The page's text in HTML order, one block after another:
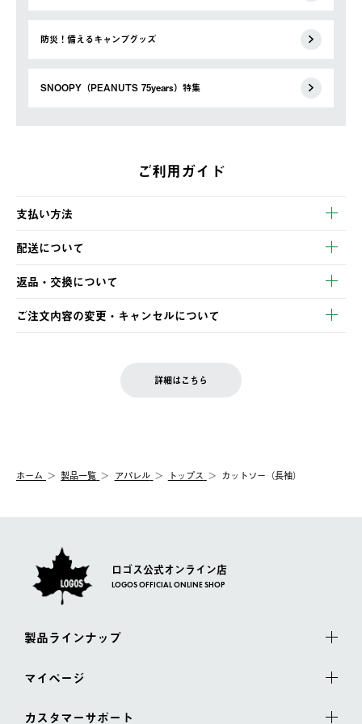
防災！備えるキャンプグッズ
SNOOPY（PEANUTS 75years）特集
ご利用ガイド
支払い方法
以下のいずれかの方法でお支払いいただけます。
・クレジットカード決済
・コンビニ決済
・Pay-easy決済
配送について
【発送スケジュール】
ご注文・ご入金完了より2営業日以内に商品を発送いたします。
土日祝の発送はございませんので、木曜日以降のご注文は週明け
の発送となる場合がございます。
【配送業者】
佐川急便にて配送されます。
返品・交換について
※お客様都合の場合
お客様都合の返品にかかる送料は、お客様ご負担とさせていただ
一度お手元の商品を返品いただき、ご希望商品を再注文してくだ
ご注文内容の変更・キャンセルについて
LOGOS FAMILY会員の方は、会員マイページ内 購入履歴画面に
詳細はこちら
ホーム 製品一覧 アパレル トップス カットソー（長袖）
ロゴス公式オンライン店
LOGOS OFFICIAL ONLINE SHOP
製品ラインナップ
マイページ
カスタマーサポート